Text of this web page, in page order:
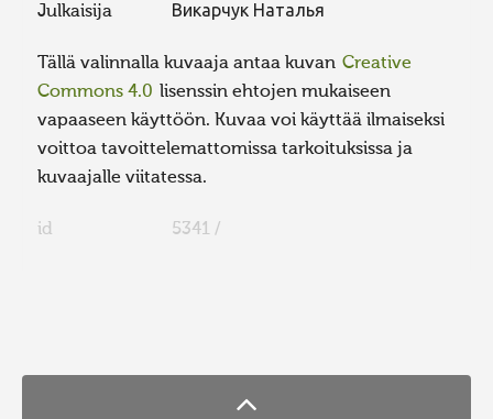
Julkaisija Викарчук Наталья
Tällä valinnalla kuvaaja antaa kuvan Creative
Commons 4.0 lisenssin ehtojen mukaiseen
vapaaseen käyttöön. Kuvaa voi käyttää ilmaiseksi
voittoa tavoittelemattomissa tarkoituksissa ja
kuvaajalle viitatessa.
id 5341 /